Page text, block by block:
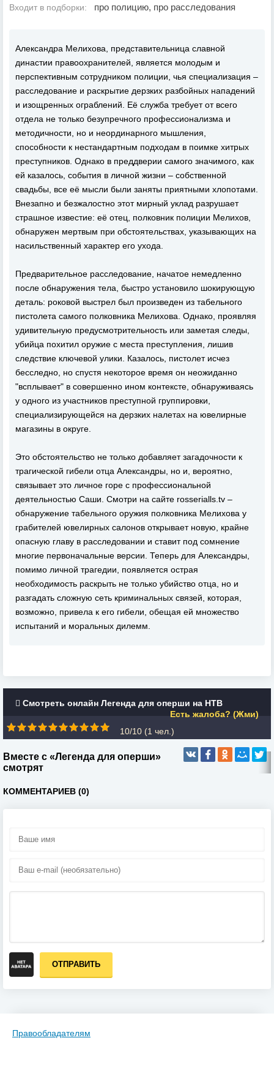
Входит в подборки: про полицию, про расследования
Александра Мелихова, представительница славной
династии правоохранителей, является молодым и
перспективным сотрудником полиции, чья специализация –
расследование и раскрытие дерзких разбойных нападений
и изощренных ограблений. Её служба требует от всего
отдела не только безупречного профессионализма и
методичности, но и неординарного мышления,
способности к нестандартным подходам в поимке хитрых
преступников. Однако в преддверии самого значимого, как
ей казалось, события в личной жизни – собственной
свадьбы, все её мысли были заняты приятными хлопотами.
Внезапно и безжалостно этот мирный уклад разрушает
страшное известие: её отец, полковник полиции Мелихов,
обнаружен мертвым при обстоятельствах, указывающих на
насильственный характер его ухода.
Предварительное расследование, начатое немедленно
после обнаружения тела, быстро установило шокирующую
деталь: роковой выстрел был произведен из табельного
пистолета самого полковника Мелихова. Однако, проявляя
удивительную предусмотрительность или заметая следы,
убийца похитил оружие с места преступления, лишив
следствие ключевой улики. Казалось, пистолет исчез
бесследно, но спустя некоторое время он неожиданно
"всплывает" в совершенно ином контексте, обнаруживаясь
у одного из участников преступной группировки,
специализирующейся на дерзких налетах на ювелирные
магазины в округе.
Это обстоятельство не только добавляет загадочности к
трагической гибели отца Александры, но и, вероятно,
связывает это личное горе с профессиональной
деятельностью Саши. Смотри на сайте rosserialls.tv –
обнаружение табельного оружия полковника Мелихова у
грабителей ювелирных салонов открывает новую, крайне
опасную главу в расследовании и ставит под сомнение
многие первоначальные версии. Теперь для Александры,
помимо личной трагедии, появляется острая
необходимость раскрыть не только убийство отца, но и
разгадать сложную сеть криминальных связей, которая,
возможно, привела к его гибели, обещая ей множество
испытаний и моральных дилемм.
Смотреть онлайн Легенда для оперши на НТВ
Есть жалоба? (Жми)
10/10 (1 чел.)
Вместе с «Легенда для оперши»
смотрят
КОММЕНТАРИЕВ (0)
ОТПРАВИТЬ
Правообладателям